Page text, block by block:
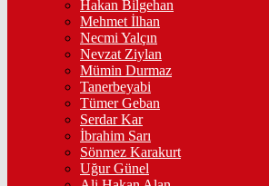
Hakan Bilgehan
Mehmet İlhan
Necmi Yalçın
Nevzat Ziylan
Mümin Durmaz
Tanerbeyabi
Tümer Geban
Serdar Kar
İbrahim Sarı
Sönmez Karakurt
Uğur Günel